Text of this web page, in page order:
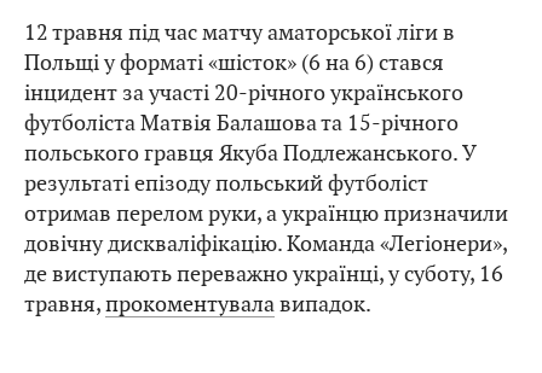
12 травня під час матчу аматорської ліги в
Польщі у форматі «шісток» (6 на 6) стався
інцидент за участі 20-річного українського
футболіста Матвія Балашова та 15-річного
польського гравця Якуба Подлежанського. У
результаті епізоду польський футболіст
отримав перелом руки, а українцю призначили
довічну дискваліфікацію. Команда «Легіонери»,
де виступають переважно українці, у суботу, 16
травня,прокоментувалавипадок.